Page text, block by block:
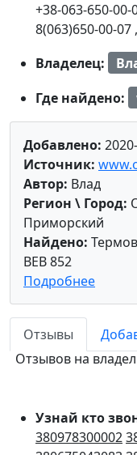
+38-063-650-00-
8(063)650-00-07 ,
Владелец:
Где найдено:
Добавлено:
Источник:
Автор: Влад
Регион \ Город:
Приморский
Найдено:
BEB 852
Подробнее
Отзывы
Отзывов на
Узнай кто
380978300002